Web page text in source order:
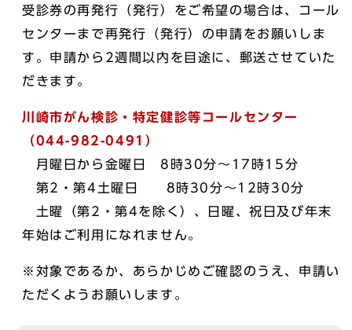
受診券の再発行（発行）をご希望の場合は、コール
センターまで再発行（発行）の申請をお願いしま
す。申請から2週間以内を目途に、郵送させていた
だきます。
川崎市がん検診・特定健診等コールセンター
（044-982-0491）
月曜日から金曜日 8時30分～17時15分
第2・第4土曜日 8時30分～12時30分
土曜（第2・第4を除く）、日曜、祝日及び年末
年始はご利用になれません。
※対象であるか、あらかじめご確認のうえ、申請い
ただくようお願いします。